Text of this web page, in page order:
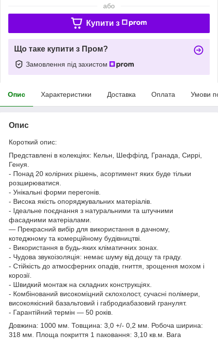
або
Купити з
Що таке купити з Пром?
Замовлення під захистом
Опис Характеристики Доставка Оплата Умови
Опис
Короткий опис:
Представлені в колекціях: Кельн, Шеффілд, Гранада, Сиррі,
Генуя.
- Понад 20 колірних рішень, асортимент яких буде тільки
розширюватися.
- Унікальні форми перегонів.
- Висока якість опоряджувальних матеріалів.
- Ідеальне поєднання з натуральними та штучними
фасадними матеріалами.
— Прекрасний вибір для використання в дачному,
котеджному та комерційному будівництві.
- Використання в будь-яких кліматичних зонах.
- Чудова звукоізоляція: немає шуму від дощу та граду.
- Стійкість до атмосферних опадів, гниття, зрощення мохом і
корозії.
- Швидкий монтаж на складних конструкціях.
- Комбінований високоміцний склохолост, сучасні полімери,
високоякісний базальтовий і габродиабазовий гранулят.
- Гарантійний термін — 50 років.
Довжина: 1000 мм. Товщина: 3,0 +/- 0,2 мм. Робоча ширина:
318 мм. Площа покриття 1 паковання: 3,10 кв.м. Вага